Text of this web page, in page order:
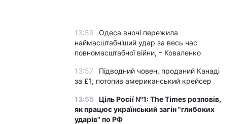
13:59
Одеса вночі пережила
наймасштабніший удар за весь час
повномасштабної війни, – Коваленко
13:57
Підводний човен, проданий Канаді
за £1, потопив американський крейсер
13:55 Ціль Росії №1: The Times розповів,
як працює український загін "глибоких
ударів" по РФ